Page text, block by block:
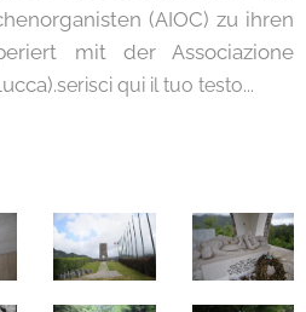
(AIOC) zu ihren
mit der Associazione
serisci qui il tuo testo...